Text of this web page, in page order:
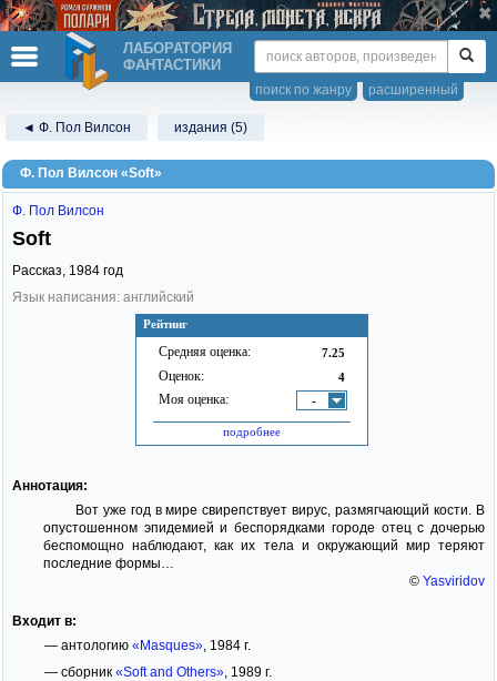
ЛАБОРАТОРИЯ
ФАНТАСТИКИ
расширенный
поиск по жанру
◄ Ф. Пол Вилсон издания (5)
Ф. Пол Вилсон «Soft»
Рейтинг
Средняя оценка: 7.25
Оценок: 4
Моя оценка: -
подробнее
Ф. Пол Вилсон
Soft
Рассказ, 1984 год
Язык написания: английский
Аннотация:
Вот уже год в мире свирепствует вирус, размягчающий кости. В
опустошенном эпидемией и беспорядками городе отец с дочерью
беспомощно наблюдают, как их тела и окружающий мир теряют
последние формы…
© Yasviridov
Входит в:
— антологию «Masques», 1984 г.
— сборник «Soft and Others», 1989 г.